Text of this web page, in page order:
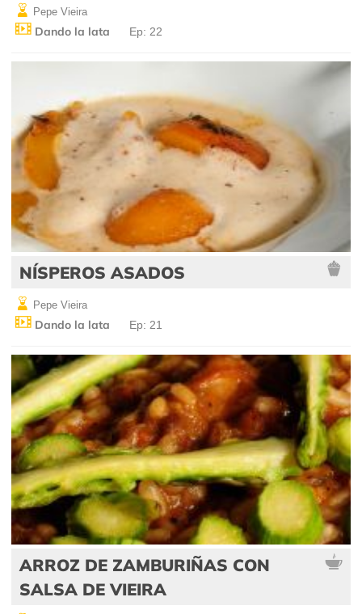
Pepe Vieira
Dando la lata Ep: 22
NÍSPEROS ASADOS
Pepe Vieira
Dando la lata Ep: 21
ARROZ DE ZAMBURIÑAS CON
SALSA DE VIEIRA